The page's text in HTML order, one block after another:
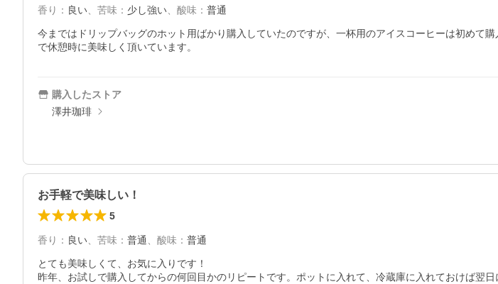
香り ： 良い、 苦味 ： 少し強い、 酸味 ： 普通
今まではドリップバッグのホット用ばかり購入していたのですが、一杯用のアイスコーヒーは初めて
で休憩時に美味しく頂いています。
購入したストア
澤井珈琲
お手軽で美味しい！
5
香り ： 良い、 苦味 ： 普通 、 酸味 ： 普通
とても美味しくて、お気に入りです！
昨年、お試しで購入してからの何回目かのリピートです。ポットに入れて、冷蔵庫に入れておけば翌